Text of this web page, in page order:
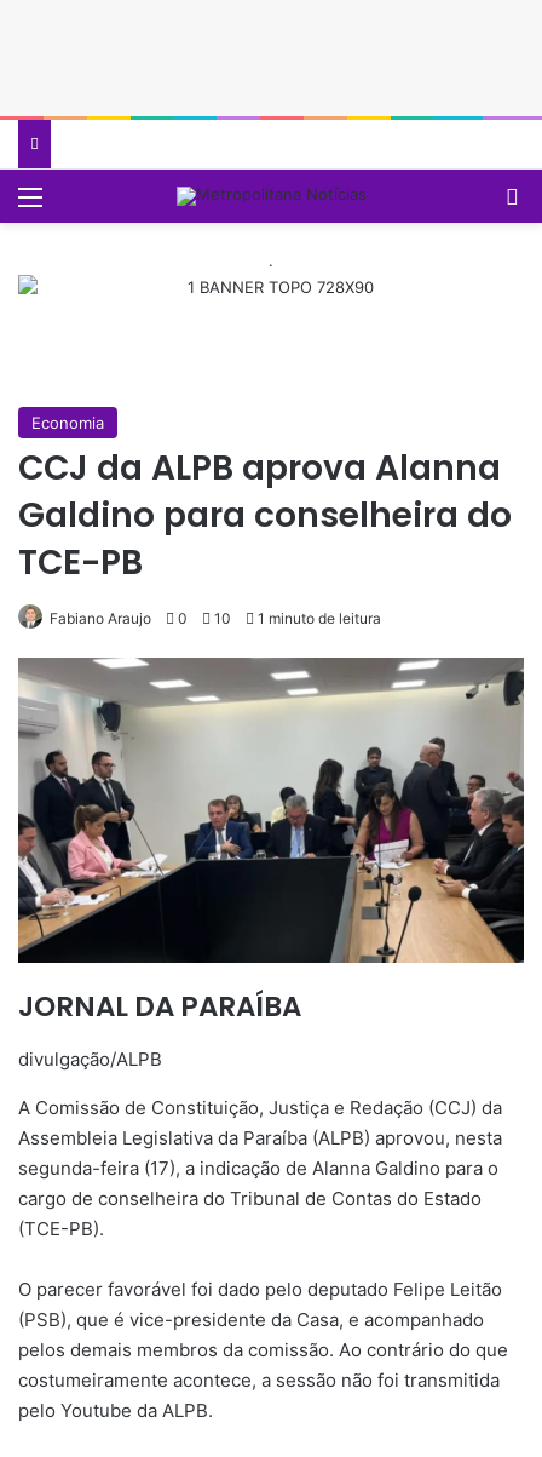
.
Economia
CCJ da ALPB aprova Alanna
Galdino para conselheira do
TCE-PB
Fabiano Araujo 0 10 1 minuto de leitura
JORNAL DA PARAÍBA
divulgação/ALPB
A Comissão de Constituição, Justiça e Redação (CCJ) da
Assembleia Legislativa da Paraíba (ALPB) aprovou, nesta
segunda-feira (17), a indicação de Alanna Galdino para o
cargo de conselheira do Tribunal de Contas do Estado
(TCE-PB).
O parecer favorável foi dado pelo deputado Felipe Leitão
(PSB), que é vice-presidente da Casa, e acompanhado
pelos demais membros da comissão. Ao contrário do que
costumeiramente acontece, a sessão não foi transmitida
pelo Youtube da ALPB.